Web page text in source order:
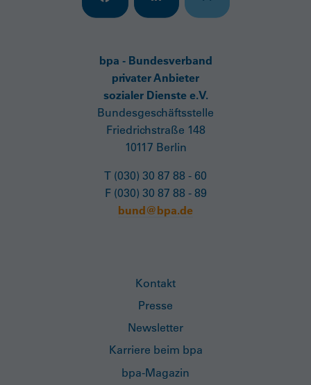
bpa - Bundesverband
privater Anbieter
sozialer Dienste e.V.
Bundesgeschäftsstelle
Friedrichstraße 148
10117 Berlin
T (030) 30 87 88 - 60
F (030) 30 87 88 - 89
bund@bpa.de
Kontakt
Presse
Newsletter
Karriere beim bpa
bpa-Magazin